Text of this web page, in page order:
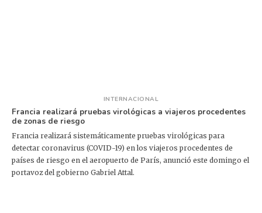
INTERNACIONAL
Francia realizará pruebas virológicas a viajeros procedentes
de zonas de riesgo
Francia realizará sistemáticamente pruebas virológicas para
detectar coronavirus (COVID-19) en los viajeros procedentes de
países de riesgo en el aeropuerto de París, anunció este domingo el
portavoz del gobierno Gabriel Attal.